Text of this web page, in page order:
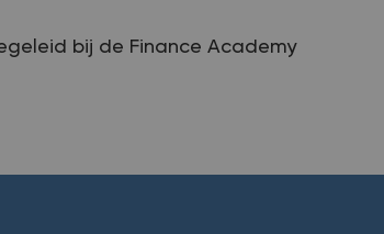
bij de Finance Academy